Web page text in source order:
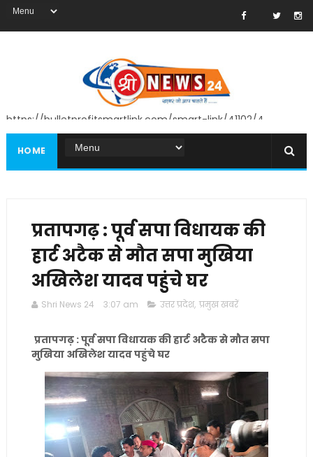
https://bulletprofitsmartlink.com/smart-link/41102/4
HOME
प्रतापगढ़ : पूर्व सपा विधायक की
हार्ट अटैक से मौत सपा मुखिया
अखिलेश यादव पहुंचे घर
Shri News 24 3:07 am उत्तर प्रदेश, प्रमुख खबरें
प्रतापगढ़ : पूर्व सपा विधायक की हार्ट अटैक से मौत सपा
मुखिया अखिलेश यादव पहुंचे घर